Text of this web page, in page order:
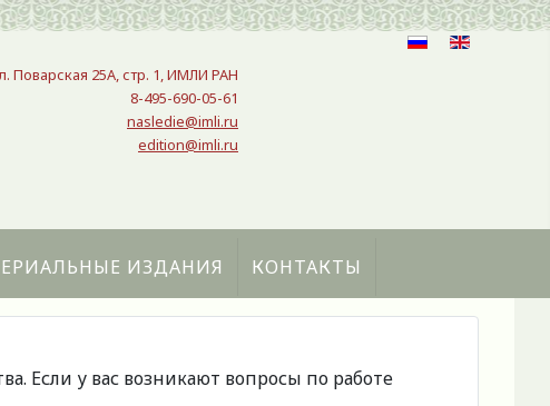
Поварская 25A, стр. 1, ИМЛИ РАН
8-495-690-05-61
nasledie@imli.ru
edition@imli.ru
ИЗДАНИЯ КОНТАКТЫ
Если у вас возникают вопросы по работе